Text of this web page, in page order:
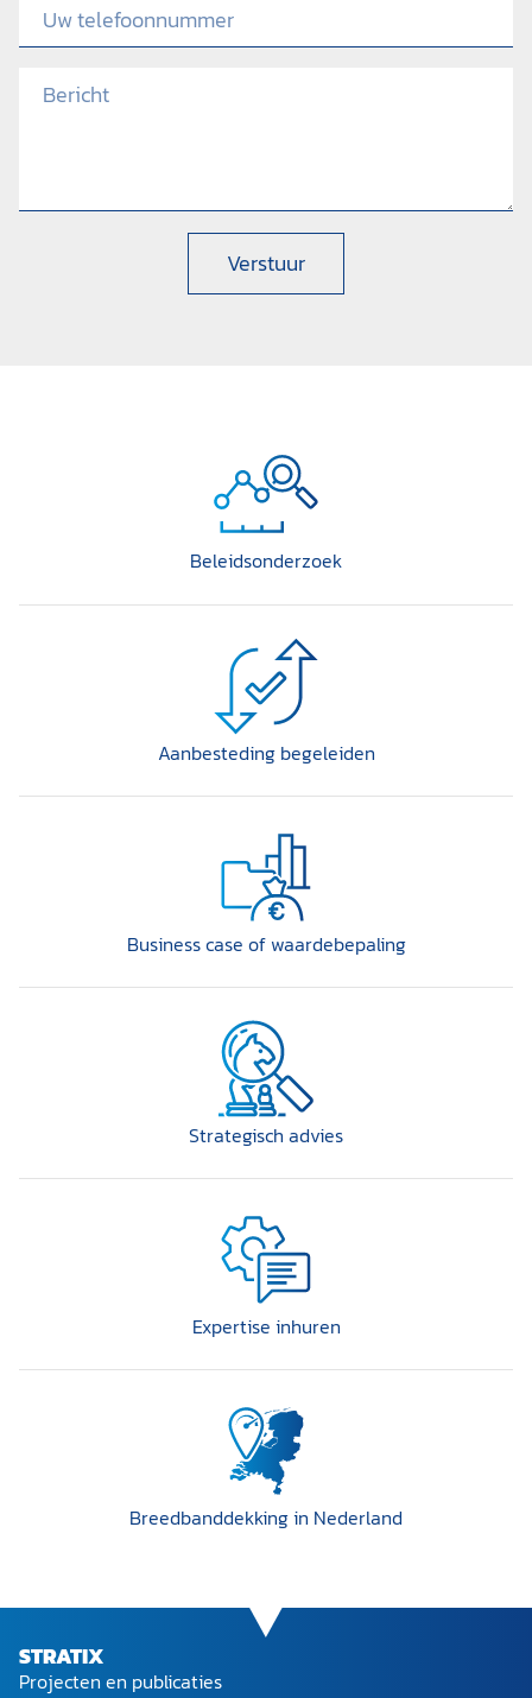
Verstuur
Beleidsonderzoek
Aanbesteding begeleiden
Business case of waardebepaling
Strategisch advies
Expertise inhuren
Breedband­dekking in Nederland
STRATIX
Projecten en publicaties